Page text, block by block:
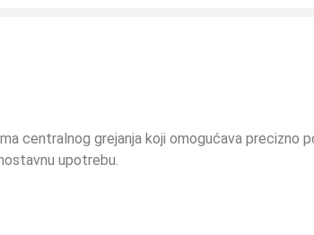
centralnog grejanja koji omogućava precizno
upotrebu.